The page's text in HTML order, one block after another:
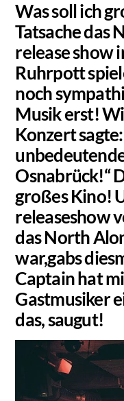
Was soll ich
Tatsache das
release show
Ruhrpott
noch
Musik erst!
Konzert
Osnabrück!“
großes Kino!
releaseshow
das North
war,gabs
Captain hat
Gastmusiker
das, saugut!